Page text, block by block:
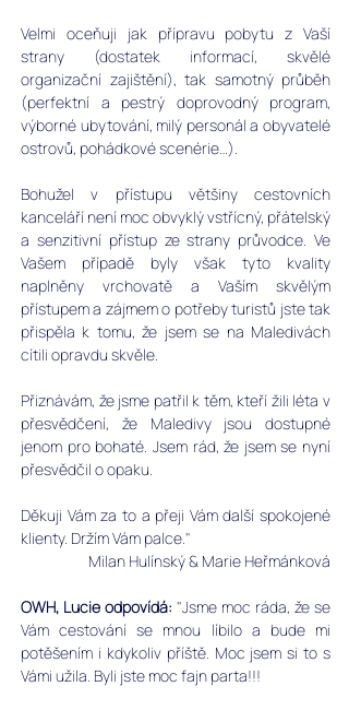
Velmi oceňuji jak přípravu pobytu z Vaší
strany (dostatek informací, skvělé
organizační zajištění), tak samotný průběh
(perfektní a pestrý doprovodný program,
výborné ubytování, milý personál a obyvatelé
ostrovů, pohádkové scenérie…).
Bohužel v přístupu většiny cestovních
kanceláří není moc obvyklý vstřícný, přátelský
a senzitivní přístup ze strany průvodce. Ve
Vašem případě byly však tyto kvality
naplněny vrchovatě a Vaším skvělým
přístupem a zájmem o potřeby turistů jste tak
přispěla k tomu, že jsem se na Maledivách
cítili opravdu skvěle.
Přiznávám, že jsme patřil k těm, kteří žili léta v
přesvědčení, že Maledivy jsou dostupné
jenom pro bohaté. Jsem rád, že jsem se nyní
přesvědčil o opaku.
Děkuji Vám za to a přeji Vám další spokojené
klienty. Držím Vám palce."
Milan Hulínský & Marie Heřmánková
OWH, Lucie odpovídá: "Jsme moc ráda, že se
Vám cestování se mnou líbilo a bude mi
potěšením i kdykoliv příště. Moc jsem si to s
Vámi užila. Byli jste moc fajn parta!!!